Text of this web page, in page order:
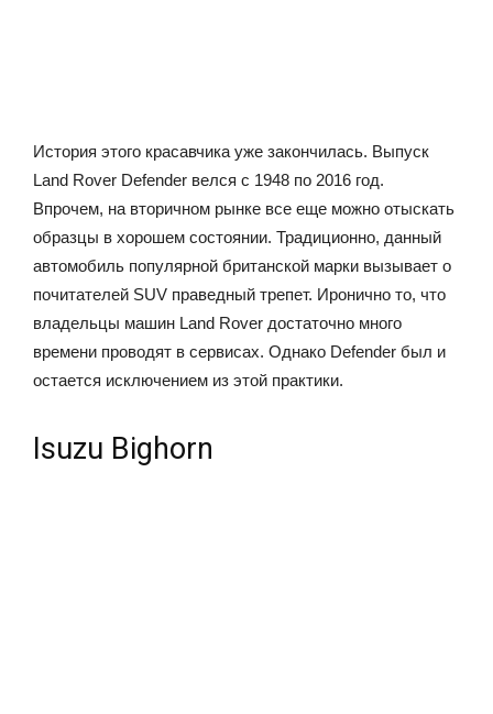
История этого красавчика уже закончилась. Выпуск
Land Rover Defender велся с 1948 по 2016 год.
Впрочем, на вторичном рынке все еще можно отыскать
образцы в хорошем состоянии. Традиционно, данный
автомобиль популярной британской марки вызывает о
почитателей SUV праведный трепет. Иронично то, что
владельцы машин Land Rover достаточно много
времени проводят в сервисах. Однако Defender был и
остается исключением из этой практики.
Isuzu Bighorn